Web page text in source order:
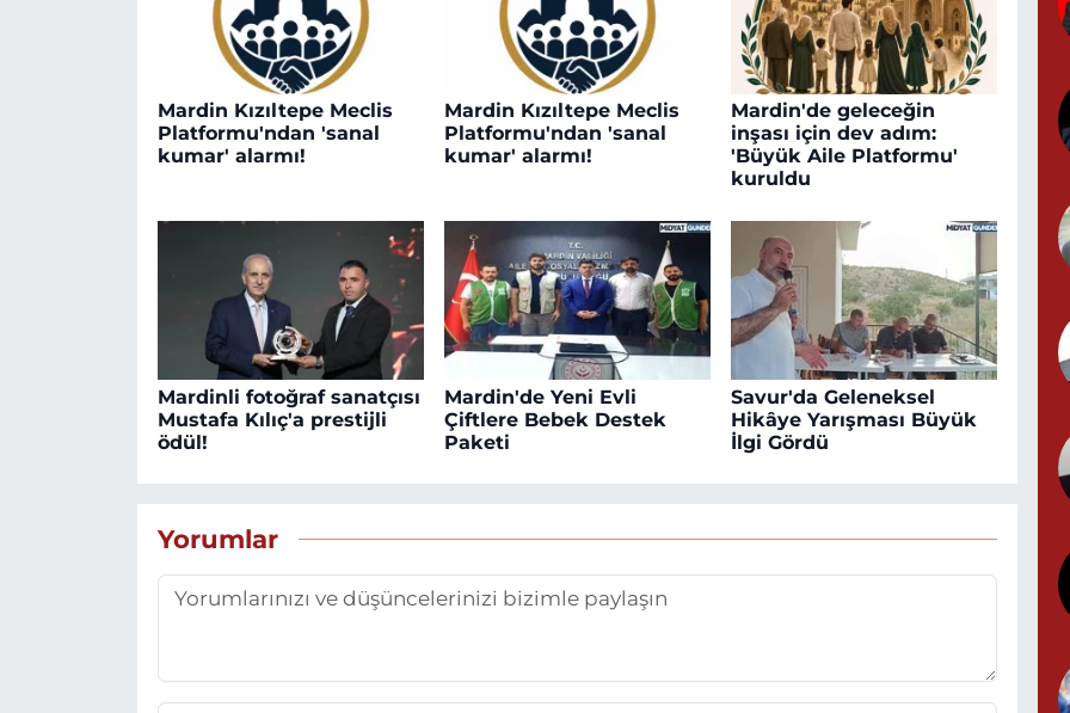
Mardin Kızıltepe Meclis
Platformu'ndan 'sanal
kumar' alarmı!
Mardin Kızıltepe Meclis
Platformu'ndan 'sanal
kumar' alarmı!
Mardin'de geleceğin
inşası için dev adım:
'Büyük Aile Platformu'
kuruldu
Mardinli fotoğraf sanatçısı
Mustafa Kılıç'a prestijli
ödül!
Mardin'de Yeni Evli
Çiftlere Bebek Destek
Paketi
Savur'da Geleneksel
Hikâye Yarışması Büyük
İlgi Gördü
Yorumlar